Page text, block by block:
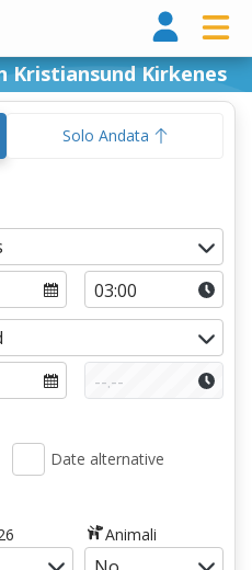
Kirkenes
Solo Andata
Date alternative
Animali